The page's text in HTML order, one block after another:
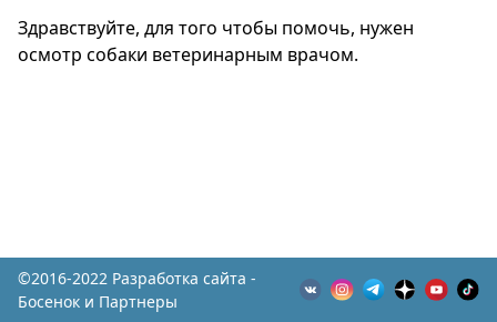
Здравствуйте, для того чтобы помочь, нужен
осмотр собаки ветеринарным врачом.
©2016-2022 Разработка сайта -
Босенок и Партнеры